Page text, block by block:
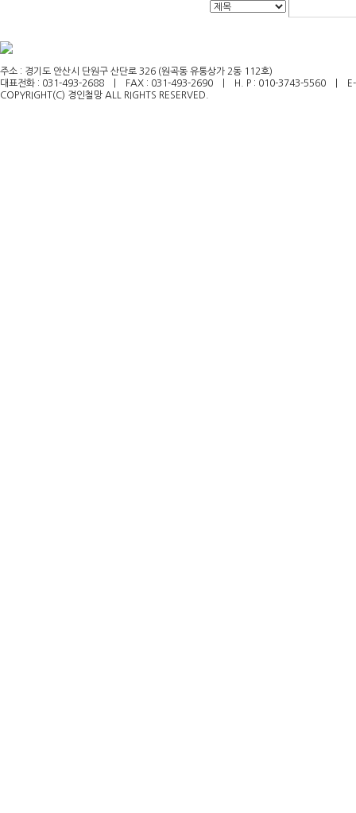
주소 : 경기도 안산시 단원구 산단로 326 (원곡동 유통상가 2동 112호)
대표전화 : 031-493-2688 | FAX : 031-493-2690 | H. P : 010-3743-5560 | E-
COPYRIGHT(C) 경인철망 ALL RIGHTS RESERVED.